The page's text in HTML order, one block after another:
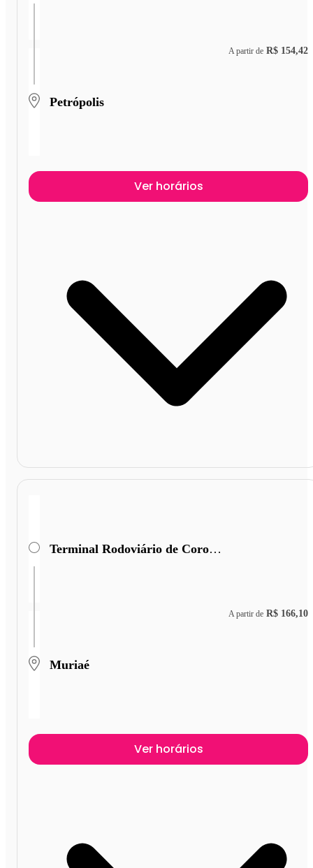
Petrópolis
A partir de R$ 154,42
Ver horários
Terminal Rodoviário de Coronel Fabriciano
Muriaé
A partir de R$ 166,10
Ver horários